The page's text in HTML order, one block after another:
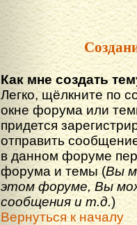
Как мне создать
Легко, щёлкните по
окне форума или
придется
отправить
в данном форуме
форума и темы (Вы
этом форуме, Вы
сообщения и т.д.)
Вернуться к началу